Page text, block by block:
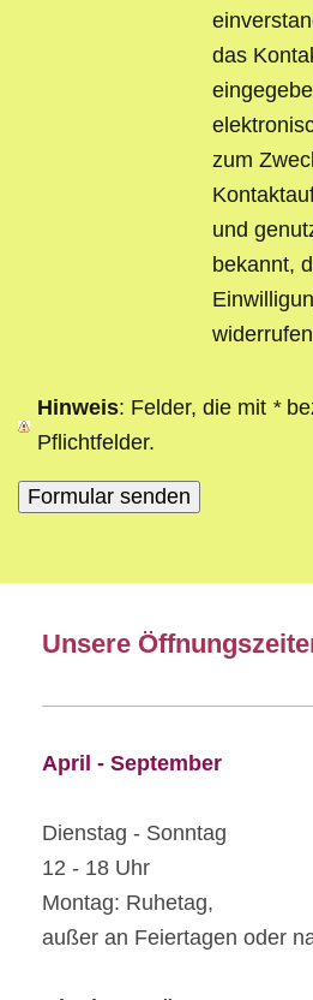
das
zum
und
bekannt,
Hinweis : Felder, die mit *
Pflichtfelder.
Unsere
April - September
Dienstag - Sonntag
12 - 18 Uhr
Montag: Ruhetag,
außer an Feiertagen oder